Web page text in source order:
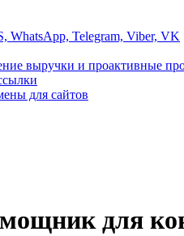
WhatsApp, Telegram, Viber, VK
выручки и проактивные
для сайтов
для